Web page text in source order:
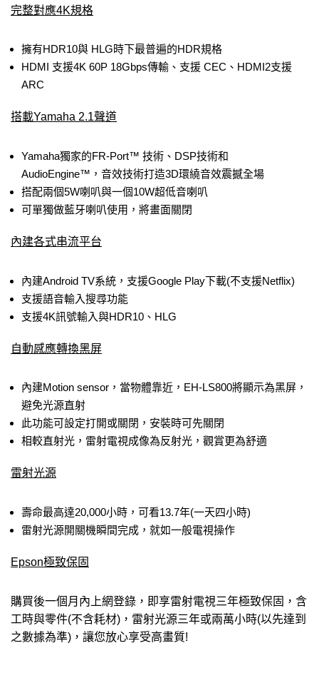
完整對應4K規格
擁有HDR10與 HLG時下最普遍的HDR規格
HDMI 支援4K 60P 18Gbps傳輸、支援 CEC、HDMI2支援
ARC
搭載Yamaha 2.1聲道
Yamaha獨家的FR-Port™ 技術、DSP技術和
AudioEngine™，音效技術打造3D環繞音效震撼全場
搭配兩個5W喇叭與一個10W超低音喇叭
可單獨做藍牙喇叭使用，將畫面關閉
內建各式串流平台
內建Android TV系統，支援Google Play下載(不支援Netflix)
支援語音輸入搜尋功能
支援4K訊號輸入與HDR10、HLG
自動感應轉換黑屏
內建Motion sensor，當物體靠近，EH-LS800將顯示為黑屏，
避免光源直射
此功能可設定打開或關閉，安裝時可先關閉
相較直射光，雷射電視成像為反射光，觀賞更為舒適
雷射光源
壽命最高達20,000小時，可看13.7年(一天四小時)
雷射光源開關機瞬間完成，就如一般電視操作
Epson極致保固
購買後一個月內上網登錄，即享雷射電視三年極致保固，含
工時與零件(不含耗材)，雷射光源三年或兩萬小時(以先達到
之數據為準)，讓您放心享受高畫質!